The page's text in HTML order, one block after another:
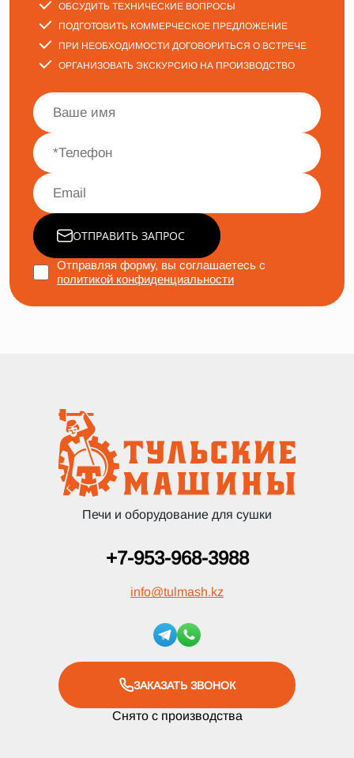
ОБСУДИТЬ ТЕХНИЧЕСКИЕ ВОПРОСЫ
ПОДГОТОВИТЬ КОММЕРЧЕСКОЕ ПРЕДЛОЖЕНИЕ
ПРИ НЕОБХОДИМОСТИ ДОГОВОРИТЬСЯ О ВСТРЕЧЕ
ОРГАНИЗОВАТЬ ЭКСКУРСИЮ НА ПРОИЗВОДСТВО
ОТПРАВИТЬ ЗАПРОС
Отправляя форму, вы соглашаетесь с
политикой конфиденциальности
Печи и оборудование для сушки
+7-953-968-3988
info@tulmash.kz
ЗАКАЗАТЬ ЗВОНОК
Снято с производства